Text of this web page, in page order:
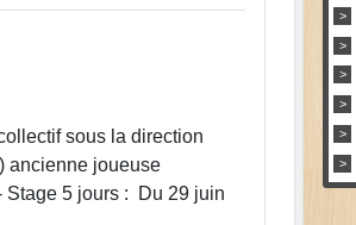
sous la direction
ancienne joueuse
Stage 5 jours : Du 29 juin